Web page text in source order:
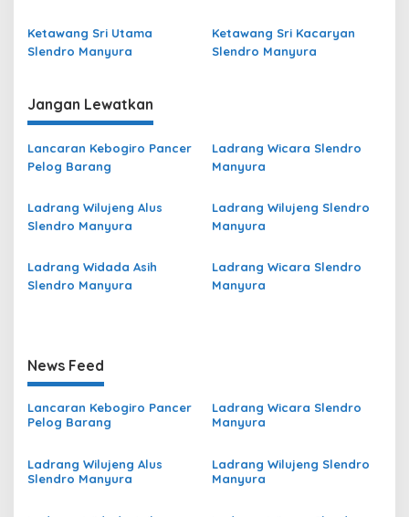
Ketawang Sri Utama
Slendro Manyura
Ketawang Sri Kacaryan
Slendro Manyura
Jangan Lewatkan
Lancaran Kebogiro Pancer
Pelog Barang
Ladrang Wicara Slendro
Manyura
Ladrang Wilujeng Alus
Slendro Manyura
Ladrang Wilujeng Slendro
Manyura
Ladrang Widada Asih
Slendro Manyura
Ladrang Wicara Slendro
Manyura
News Feed
Lancaran Kebogiro Pancer
Pelog Barang
Ladrang Wicara Slendro
Manyura
Ladrang Wilujeng Alus
Slendro Manyura
Ladrang Wilujeng Slendro
Manyura